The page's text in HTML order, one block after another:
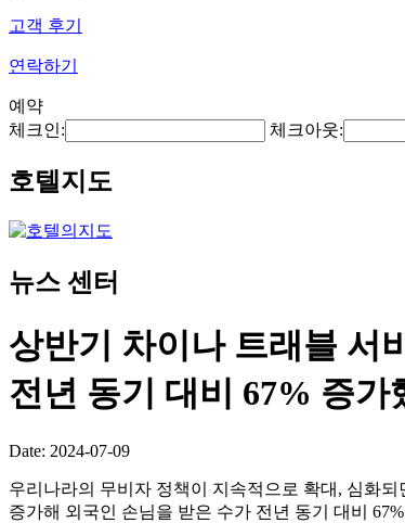
고객 후기
연락하기
예약
체크인:
체크아웃:
호텔지도
뉴스 센터
상반기 차이나 트래블 서
전년 동기 대비 67% 증가
Date: 2024-07-09
우리나라의 무비자 정책이 지속적으로 확대, 심화
증가해 외국인 손님을 받은 수가 전년 동기 대비